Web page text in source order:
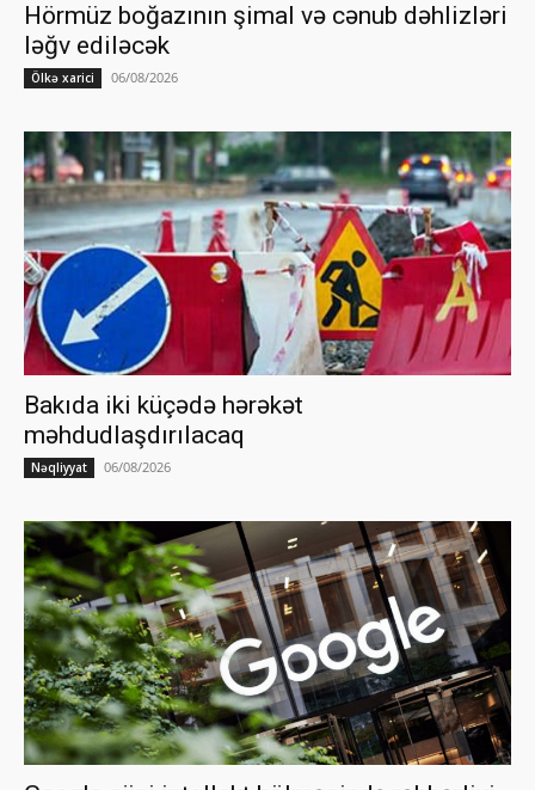
Hörmüz boğazının şimal və cənub dəhlizləri
ləğv ediləcək
Ölkə xarici 06/08/2026
Bakıda iki küçədə hərəkət
məhdudlaşdırılacaq
Nəqliyyat 06/08/2026